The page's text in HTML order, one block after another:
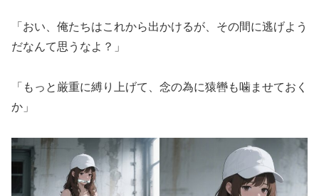
「おい、俺たちはこれから出かけるが、その間に逃げよう
だなんて思うなよ？」
「もっと厳重に縛り上げて、念の為に猿轡も噛ませておく
か」